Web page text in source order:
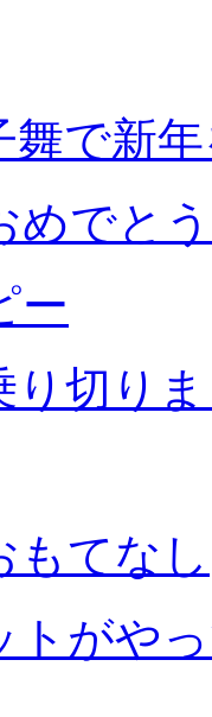
舞で新
めでと
ー
り切り
もてなし
トがや